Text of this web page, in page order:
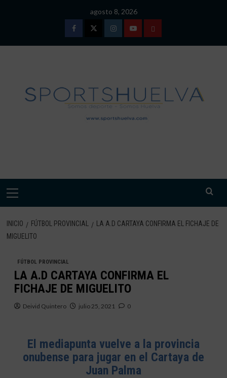
agosto 8, 2026
FacebookTwitterInstagramYoutubeTÉRMINOS
DE
USO
Menú
INICIO FÚTBOL PROVINCIAL
LA A.D CARTAYA CONFIRMA EL FICHAJE DE
MIGUELITO
FÚTBOL PROVINCIAL
LA A.D CARTAYA CONFIRMA EL
FICHAJE DE MIGUELITO
Deivid Quintero julio 25, 2021 0
El mediapunta vuelve a la provincia
onubense para jugar en el Cartaya de
Juan Palma